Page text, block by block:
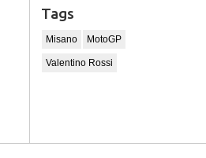
Tags
Misano MotoGP
Valentino Rossi